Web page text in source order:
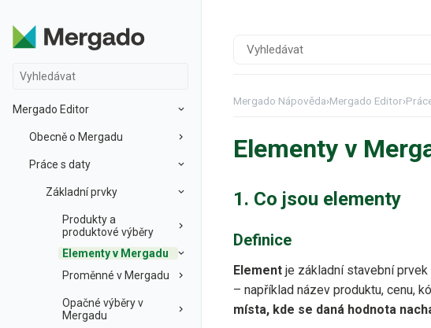
Mergado Editor
Obecně o Mergadu
Práce s daty
Základní prvky
Produkty a
produktové výběry
Elementy v Mergadu
Proměnné v Mergadu
Opačné výběry v
Mergadu
Mergado Nápověda›Mergado Editor›
Elementy v
1. Co jsou elementy
Definice
Element je základní stavební
– například název produktu, cenu,
místa, kde se daná hodnota